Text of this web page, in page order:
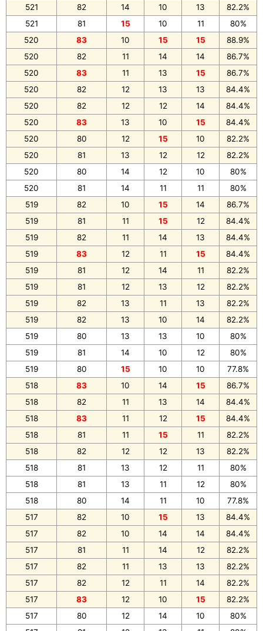
521
82 14 10 13
82.2%
521
81 15 10 11
80%
520
83 10 15 15
88.9%
520
82 11 14 14
86.7%
520
83 11 13 15
86.7%
520
82 12 13 13
84.4%
520
82 12 12 14
84.4%
520
83 13 10 15
84.4%
520
80 12 15 10
82.2%
520
81 13 12 12
82.2%
520
80 14 12 10
80%
520
81 14 11 11
80%
519
82 10 15 14
86.7%
519
81 11 15 12
84.4%
519
82 11 14 13
84.4%
519
83 12 11 15
84.4%
519
81 12 14 11
82.2%
519
81 12 13 12
82.2%
519
82 13 11 13
82.2%
519
82 13 10 14
82.2%
519
80 13 13 10
80%
519
81 14 10 12
80%
519
80 15 10 10
77.8%
518
83 10 14 15
86.7%
518
82 11 13 14
84.4%
518
83 11 12 15
84.4%
518
81 11 15 11
82.2%
518
82 12 12 13
82.2%
518
81 13 12 11
80%
518
81 13 11 12
80%
518
80 14 11 10
77.8%
517
82 10 15 13
84.4%
517
82 10 14 14
84.4%
517
81 11 14 12
82.2%
517
82 11 13 13
82.2%
517
82 12 11 14
82.2%
517
83 12 10 15
82.2%
517
80 12 14 10
80%